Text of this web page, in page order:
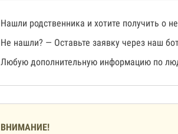
Нашли родственника и хотите получить о
Не нашли? — Оставьте заявку через наш
Любую дополнительную информацию по
ВНИМАНИЕ!